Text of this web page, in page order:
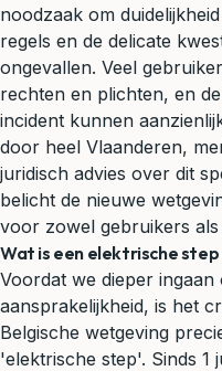
noodzaak om
regels en de delicate
ongevallen. Veel
rechten en plichten, en
incident kunnen
door heel Vlaanderen,
juridisch advies over dit
belicht de nieuwe
voor zowel gebruikers
Wat is een elektrische
Voordat we dieper ingaan
aansprakelijkheid, is het
Belgische wetgeving
'elektrische step'. Sinds 1